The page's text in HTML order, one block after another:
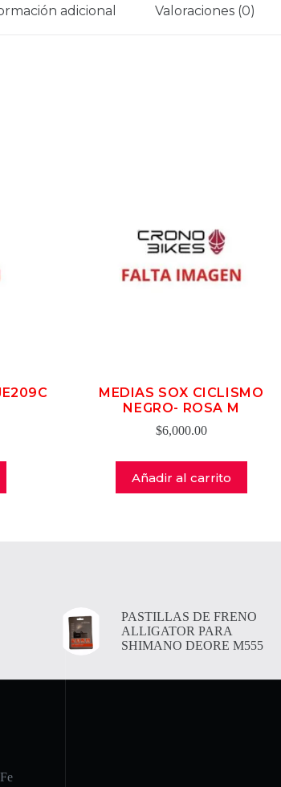
adicional Valoraciones (0)
MEDIAS SOX CICLISMO
NEGRO- ROSA M
$6,000.00
Añadir al carrito
PASTILLAS DE FRENO
ALLIGATOR PARA
SHIMANO DEORE M555